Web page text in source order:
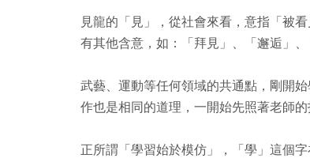
見龍的「見」，從社會來看，意指「被
有其他含意，如：「拜見」、「邂逅」
武藝、運動等任何領域的共通點，剛開
作也是相同的道理，一開始先照著老師的
正所謂「學習始於模仿」，「學」這個